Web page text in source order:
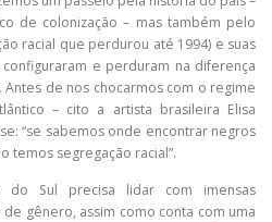
de colonização – mas também pelo
racial que perdurou até 1994) e suas
e perduram na diferença
de nos chocarmos com o regime
– cito a artista brasileira Elisa
“se sabemos onde encontrar negros
temos segregação racial”.
do Sul precisa lidar com imensas
gênero, assim como conta com uma